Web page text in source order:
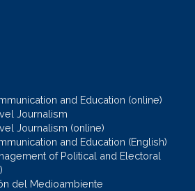
and Education (online)
Journalism
Journalism (online)
and Education (English)
of Political and Electoral
del Medioambiente